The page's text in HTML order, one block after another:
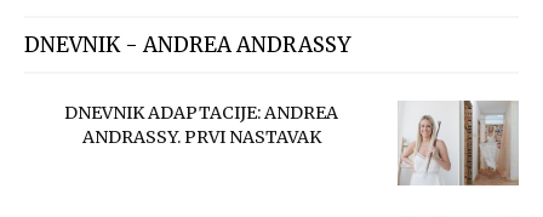
DNEVNIK - ANDREA ANDRASSY
DNEVNIK ADAPTACIJE: ANDREA
ANDRASSY. PRVI NASTAVAK